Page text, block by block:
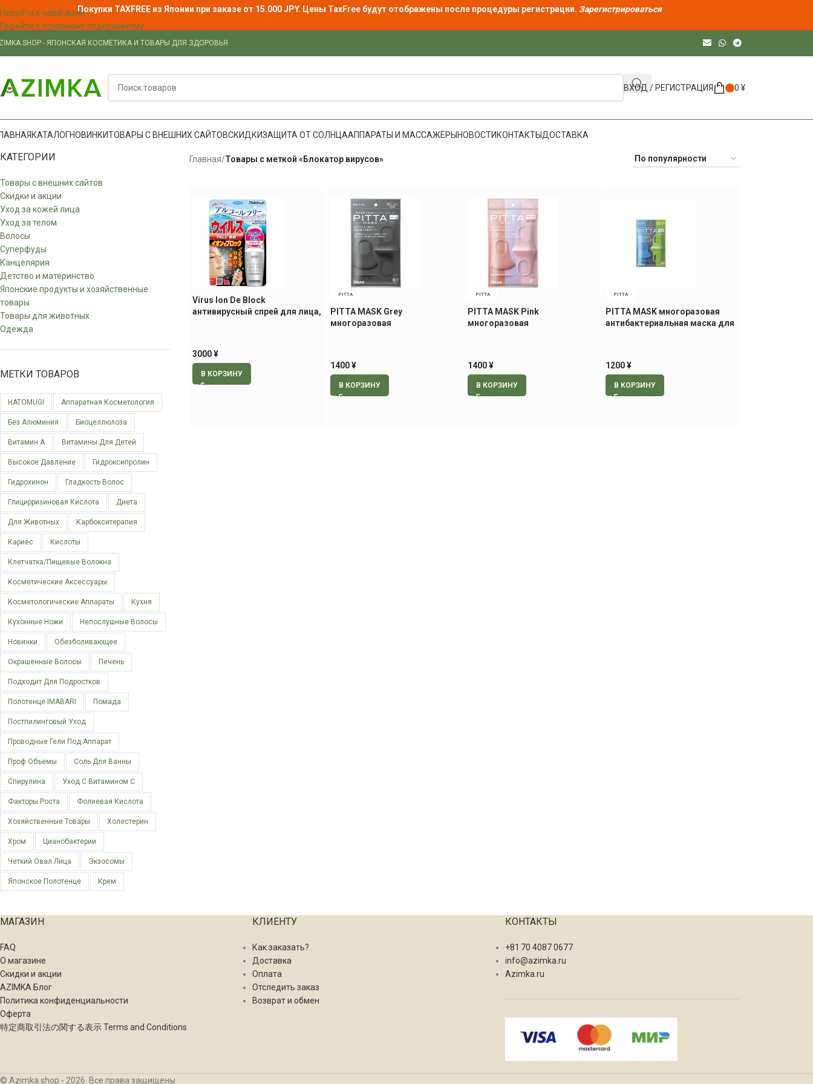
Перейти к навигации
Перейти к основному содержимому
Покупки TAXFREE из Японии при заказе от 15.000 JPY. Цены TaxFree будут отображены после процедуры регистрации. Зарегистрироваться
- ЯПОНСКАЯ КОСМЕТИКА И ТОВАРЫ ДЛЯ ЗДОРОВЬЯ
ВХОД / РЕГИСТРАЦИЯ 0 ¥
КАТАЛОГНОВИНКИТОВАРЫ С ВНЕШНИХ САЙТОВСКИДКИЗАЩИТА ОТ СОЛНЦААППАРАТЫ И МАССАЖЁРЫНОВОСТИКОНТАКТЫДОСТАВКА
КАТЕГОРИИ
Товары с внешних сайтов
Скидки и акции
Уход за кожей лица
Уход за телом
Волосы
Суперфуды
Канцелярия
Детство и материнство
Японские продукты и хозяйственные
товары
Товары для животных
Одежда
МЕТКИ ТОВАРОВ
HATOMUGI Аппаратная Косметология
Без Алюминия Биоцеллюлоза
Витамин А Витамины Для Детей
Высокое Давление Гидроксипролин
Гидрохинон Гладкость Волос
Глицирризиновая Кислота Диета
Для Животных Карбокситерапия
Кариес Кислоты
Клетчатка/пищевые Волокна
Косметические Аксессуары
Косметологические Аппараты Кухня
Кухонные Ножи Непослушные Волосы
Новинки Обезболивающее
Окрашенные Волосы Печень
Подходит Для Подростков
Полотенце IMABARI Помада
Постпилинговый Уход
Проводные Гели Под Аппарат
Проф Объемы Соль Для Ванны
Спирулина Уход С Витамином С
Факторы Роста Фолиевая Кислота
Хозяйственные Товары Холестерин
Хром Цианобактерии
Четкий Овал Лица Экзосомы
Японское Полотенце Крем
Главная/Товары с меткой «Блокатор вирусов»
Virus Ion De Block
антивирусный спрей для лица,
3000¥
В КОРЗИНУ
PITTA
PITTA MASK Grey
многоразовая
1400¥
В КОРЗИНУ
PITTA
PITTA MASK Pink
многоразовая
1400¥
В КОРЗИНУ
PITTA
PITTA MASK многоразовая
антибактериальная маска для
1200¥
В КОРЗИНУ
МАГАЗИН
FAQ
О магазине
Скидки и акции
AZIMKA Блог
Политика конфиденциальности
Оферта
特定商取引法の関する表示 Terms and Conditions
КЛИЕНТУ
Как заказать?
Доставка
Оплата
Отследить заказ
Возврат и обмен
КОНТАКТЫ
+81 70 4087 0677
info@azimka.ru
Azimka.ru
© Azimka.shop - 2026. Все права защищены